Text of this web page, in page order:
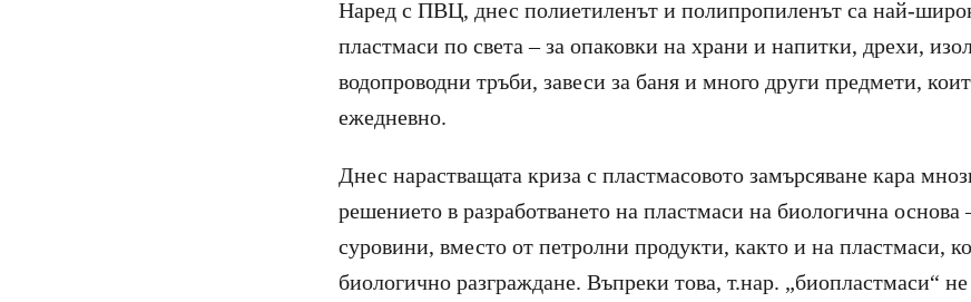
Наред с ПВЦ, днес полиетиленът и полипропиленът са най-
пластмаси по света – за опаковки на храни и напитки, дрехи,
водопроводни тръби, завеси за баня и много други предмети,
ежедневно.
Днес нарастващата криза с пластмасовото замърсяване кара
решението в разработването на пластмаси на биологична основа
суровини, вместо от петролни продукти, както и на пластмаси,
биологично разграждане. Въпреки това, т.нар. „биопластмаси“ не